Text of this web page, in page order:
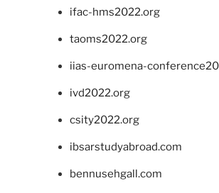
ifac-hms2022.org
taoms2022.org
iias-euromena-
ivd2022.org
csity2022.org
ibsarstudyabroad.com
bennusehgall.com